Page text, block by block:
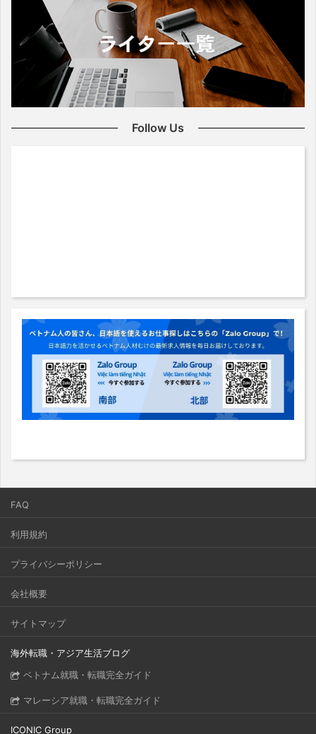
Follow Us
FAQ
利用規約
プライバシーポリシー
会社概要
サイトマップ
海外転職・アジア生活ブログ
ベトナム就職・転職完全ガイド
マレーシア就職・転職完全ガイド
ICONIC Group